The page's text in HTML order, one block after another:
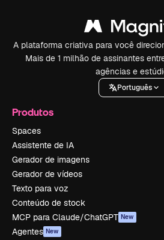
A plataforma criativa para você
Mais de 1 milhão de assinantes
agências e
Português
Produtos
Spaces
Assistente de IA
Gerador de imagens
Gerador de vídeos
Texto para voz
Conteúdo de stock
MCP para Claude/ChatGPT New
Agentes New